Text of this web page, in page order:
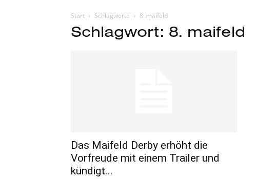
Start Schlagworte 8. maifeld
Schlagwort: 8. maifeld
Das Maifeld Derby erhöht die
Vorfreude mit einem Trailer und
kündigt...